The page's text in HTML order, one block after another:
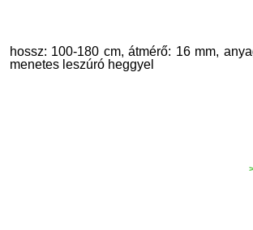
hossz: 100-180 cm, átmérő: 16 mm,
menetes leszúró heggyel